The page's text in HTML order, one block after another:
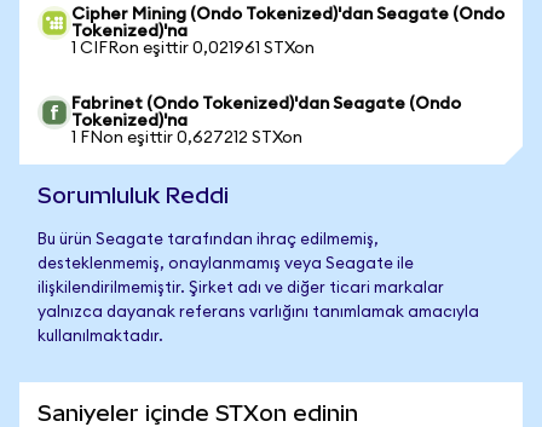
Cipher Mining (Ondo Tokenized)'dan Seagate (Ondo
Tokenized)'na
1 CIFRon eşittir 0,021961 STXon
Fabrinet (Ondo Tokenized)'dan Seagate (Ondo
Tokenized)'na
1 FNon eşittir 0,627212 STXon
Sorumluluk Reddi
Bu ürün Seagate tarafından ihraç edilmemiş,
desteklenmemiş, onaylanmamış veya Seagate ile
ilişkilendirilmemiştir. Şirket adı ve diğer ticari markalar
yalnızca dayanak referans varlığını tanımlamak amacıyla
kullanılmaktadır.
Saniyeler içinde STXon edinin